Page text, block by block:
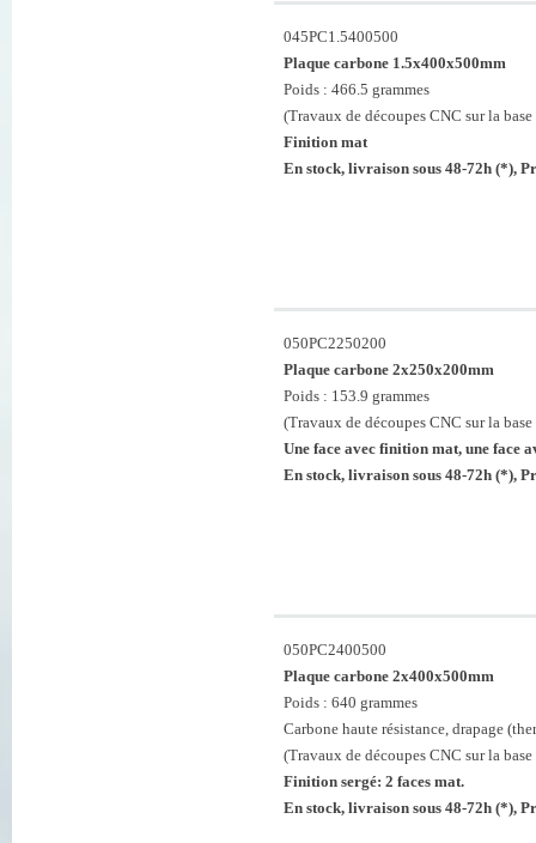
045PC1.5400500
Plaque carbone 1.5x400x500mm
Poids : 466.5 grammes
(Travaux de découpes CNC sur la
Finition mat
En stock, livraison sous 48-72h (*),
050PC2250200
Plaque carbone 2x250x200mm
Poids : 153.9 grammes
(Travaux de découpes CNC sur la
Une face avec finition mat, une face
En stock, livraison sous 48-72h (*),
050PC2400500
Plaque carbone 2x400x500mm
Poids : 640 grammes
Carbone haute résistance, drapage
(Travaux de découpes CNC sur la
Finition sergé: 2 faces mat.
En stock, livraison sous 48-72h (*),